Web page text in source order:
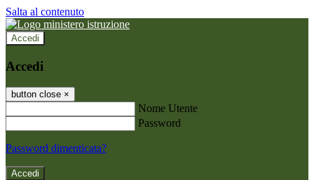
Salta al contenuto
Accedi
Accedi
button close ×
Nome Utente
Password
Password dimenticata?